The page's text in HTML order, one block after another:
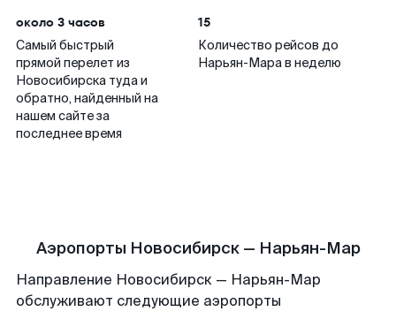
около 3 часов
Самый быстрый
прямой перелет из
Новосибирска туда и
обратно, найденный на
нашем сайте за
последнее время
15
Количество рейсов до
Нарьян-Мара в неделю
Аэропорты Новосибирск — Нарьян-Мар
Направление Новосибирск — Нарьян-Мар
обслуживают следующие аэропорты